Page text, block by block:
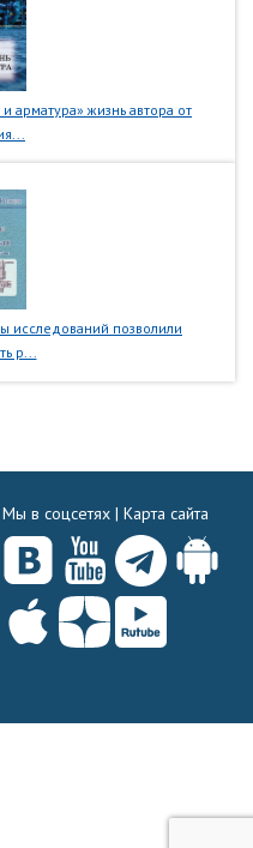
арматура» жизнь автора от
исследований позволили
р...
Мы в соцсетях | Карта сайта